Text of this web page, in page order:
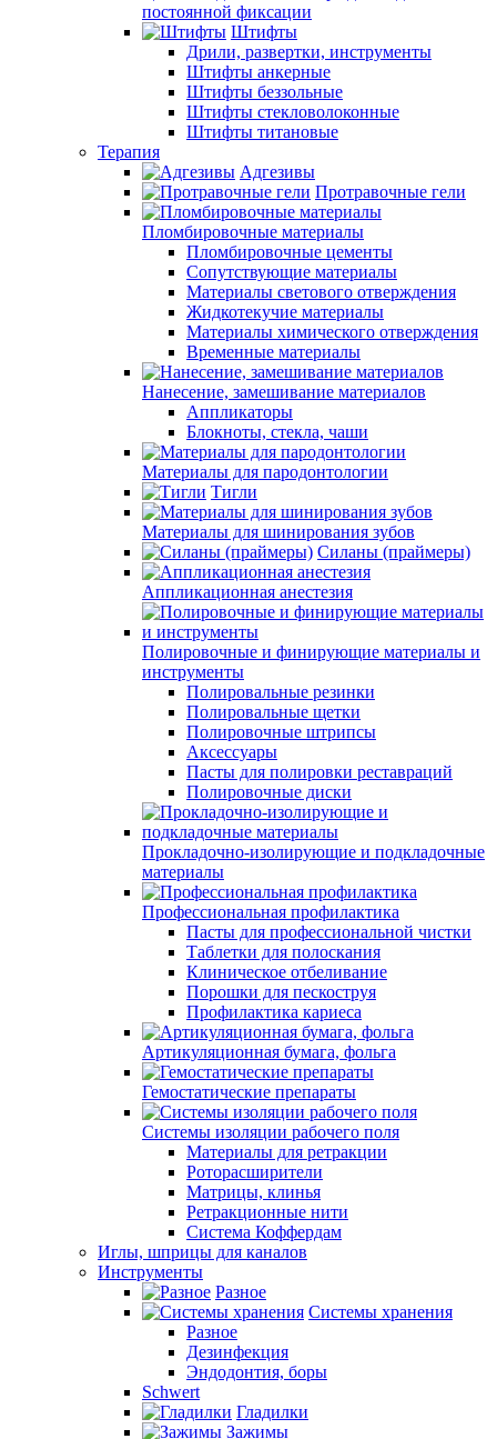
постоянной фиксации
Штифты
Дрили, развертки, инструменты
Штифты анкерные
Штифты беззольные
Штифты стекловолоконные
Штифты титановые
Терапия
Адгезивы
Протравочные гели
Пломбировочные материалы
Пломбировочные цементы
Сопутствующие материалы
Материалы светового отверждения
Жидкотекучие материалы
Материалы химического отверждения
Временные материалы
Нанесение, замешивание материалов
Аппликаторы
Блокноты, стекла, чаши
Материалы для пародонтологии
Тигли
Материалы для шинирования зубов
Силаны (праймеры)
Аппликационная анестезия
Полировочные и финирующие материалы и
инструменты
Полировальные резинки
Полировальные щетки
Полировочные штрипсы
Аксессуары
Пасты для полировки реставраций
Полировочные диски
Прокладочно-изолирующие и подкладочные
материалы
Профессиональная профилактика
Пасты для профессиональной чистки
Таблетки для полоскания
Клиническое отбеливание
Порошки для пескоструя
Профилактика кариеса
Артикуляционная бумага, фольга
Гемостатические препараты
Системы изоляции рабочего поля
Материалы для ретракции
Роторасширители
Матрицы, клинья
Ретракционные нити
Система Коффердам
Иглы, шприцы для каналов
Инструменты
Разное
Системы хранения
Разное
Дезинфекция
Эндодонтия, боры
Schwert
Гладилки
Зажимы